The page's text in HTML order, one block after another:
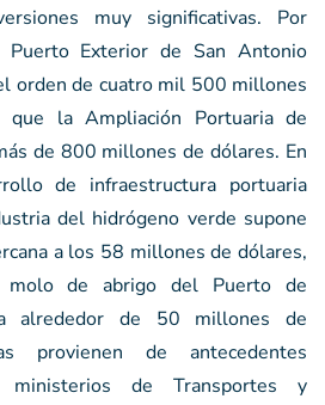
muy significativas. Por
Exterior de San Antonio
orden de cuatro mil 500 millones
que la Ampliación Portuaria de
de 800 millones de dólares. En
de infraestructura portuaria
del hidrógeno verde supone
a los 58 millones de dólares,
de abrigo del Puerto de
alrededor de 50 millones de
provienen de antecedentes
de Transportes y